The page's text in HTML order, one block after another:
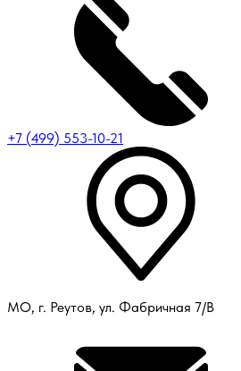
+7 (499) 553-10-21
МО, г. Реутов, ул. Фабричная 7/В